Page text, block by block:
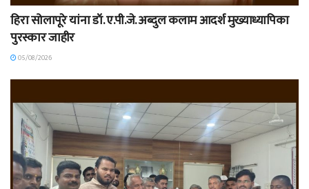
हिरा सोलापूरे यांना डॉ. ए.पी.जे. अब्दुल कलाम आदर्श मुख्याध्यापिका
पुरस्कार जाहीर
05/08/2026